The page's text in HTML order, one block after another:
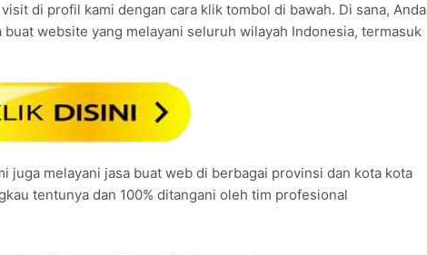
di profil kami dengan cara klik tombol di bawah. Di sana, Anda
website yang melayani seluruh wilayah Indonesia, termasuk
juga melayani jasa buat web di berbagai provinsi dan kota kota
tentunya dan 100% ditangani oleh tim profesional